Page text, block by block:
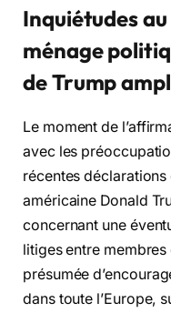
Inquiétudes
ménage
de Trump
Le moment de
avec les
récentes
américaine Donald
concernant une
litiges entre membres
présumée
dans toute l’Europe,